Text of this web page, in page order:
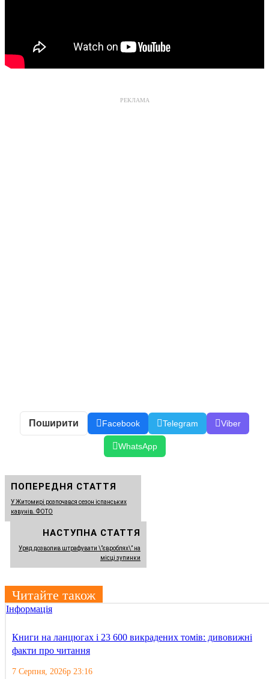
РЕКЛАМА
Поширити Facebook Telegram Viber
WhatsApp
ПОПЕРЕДНЯ СТАТТЯ
У Житомирі розпочався сезон іспанських
кавунів. ФОТО
НАСТУПНА СТАТТЯ
Уряд дозволив штрафувати \”євроблях\” на
місці зупинки
Читайте також
Інформація
Книги на ланцюгах і 23 600 викрадених томів: дивовижні
факти про читання
7 Серпня, 2026р 23:16